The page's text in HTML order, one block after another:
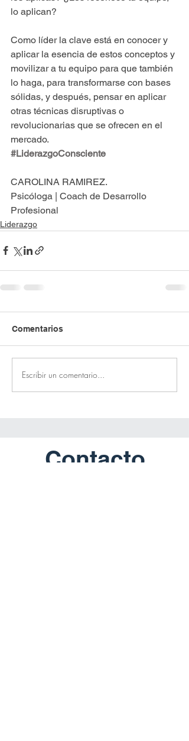
lo aplican?
Como líder la clave está en conocer y
aplicar la esencia de estos conceptos y
movilizar a tu equipo para que también
lo haga, para transformarse con bases
sólidas, y después, pensar en aplicar
otras técnicas disruptivas o
revolucionarias que se ofrecen en el
mercado.
#LiderazgoConsciente
CAROLINA RAMIREZ.
Psicóloga | Coach de Desarrollo
Profesional
Liderazgo
Comentarios
Escribir un comentario...
Contacto